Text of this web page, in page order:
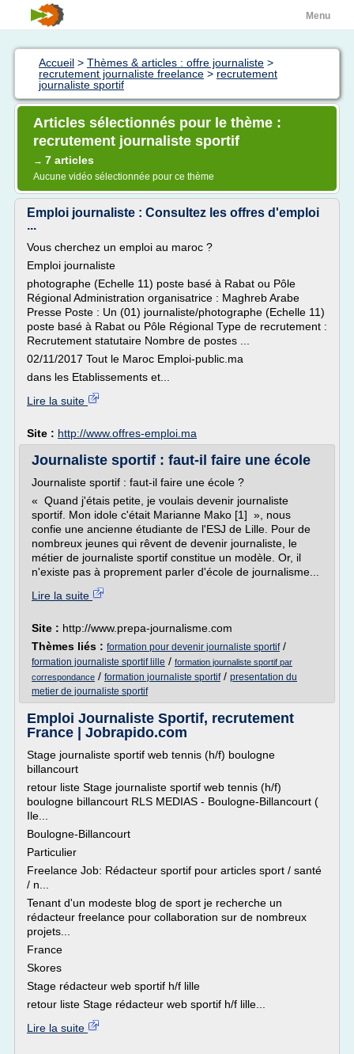
Menu
Accueil > Thèmes & articles : offre journaliste >
recrutement journaliste freelance > recrutement
journaliste sportif
Articles sélectionnés pour le thème :
recrutement journaliste sportif
→ 7 articles
Aucune vidéo sélectionnée pour ce thème
Emploi journaliste : Consultez les offres d'emploi
...
Vous cherchez un emploi au maroc ?
Emploi journaliste
photographe (Echelle 11) poste basé à Rabat ou Pôle
Régional Administration organisatrice : Maghreb Arabe
Presse Poste : Un (01) journaliste/photographe (Echelle 11)
poste basé à Rabat ou Pôle Régional Type de recrutement :
Recrutement statutaire Nombre de postes ...
02/11/2017 Tout le Maroc Emploi-public.ma
dans les Etablissements et...
Lire la suite
Site : http://www.offres-emploi.ma
Journaliste sportif : faut-il faire une école
Journaliste sportif : faut-il faire une école ?
« Quand j'étais petite, je voulais devenir journaliste
sportif. Mon idole c'était Marianne Mako [1] », nous
confie une ancienne étudiante de l'ESJ de Lille. Pour de
nombreux jeunes qui rêvent de devenir journaliste, le
métier de journaliste sportif constitue un modèle. Or, il
n'existe pas à proprement parler d'école de journalisme...
Lire la suite
Site : http://www.prepa-journalisme.com
Thèmes liés : formation pour devenir journaliste sportif/
formation journaliste sportif lille / formation journaliste sportif par
correspondance / formation journaliste sportif/ presentation du
metier de journaliste sportif
Emploi Journaliste Sportif, recrutement
France | Jobrapido.com
Stage journaliste sportif web tennis (h/f) boulogne
billancourt
retour liste Stage journaliste sportif web tennis (h/f)
boulogne billancourt RLS MEDIAS - Boulogne-Billancourt (
Ile...
Boulogne-Billancourt
Particulier
Freelance Job: Rédacteur sportif pour articles sport / santé
/ n...
Tenant d'un modeste blog de sport je recherche un
rédacteur freelance pour collaboration sur de nombreux
projets...
France
Skores
Stage rédacteur web sportif h/f lille
retour liste Stage rédacteur web sportif h/f lille...
Lire la suite